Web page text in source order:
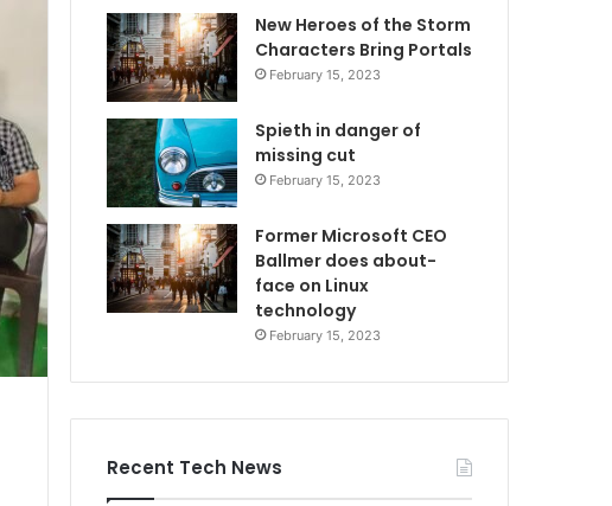
New Heroes of the Storm
Characters Bring Portals
February 15, 2023
Spieth in danger of
missing cut
February 15, 2023
Former Microsoft CEO
Ballmer does about-
face on Linux
technology
February 15, 2023
Recent Tech News